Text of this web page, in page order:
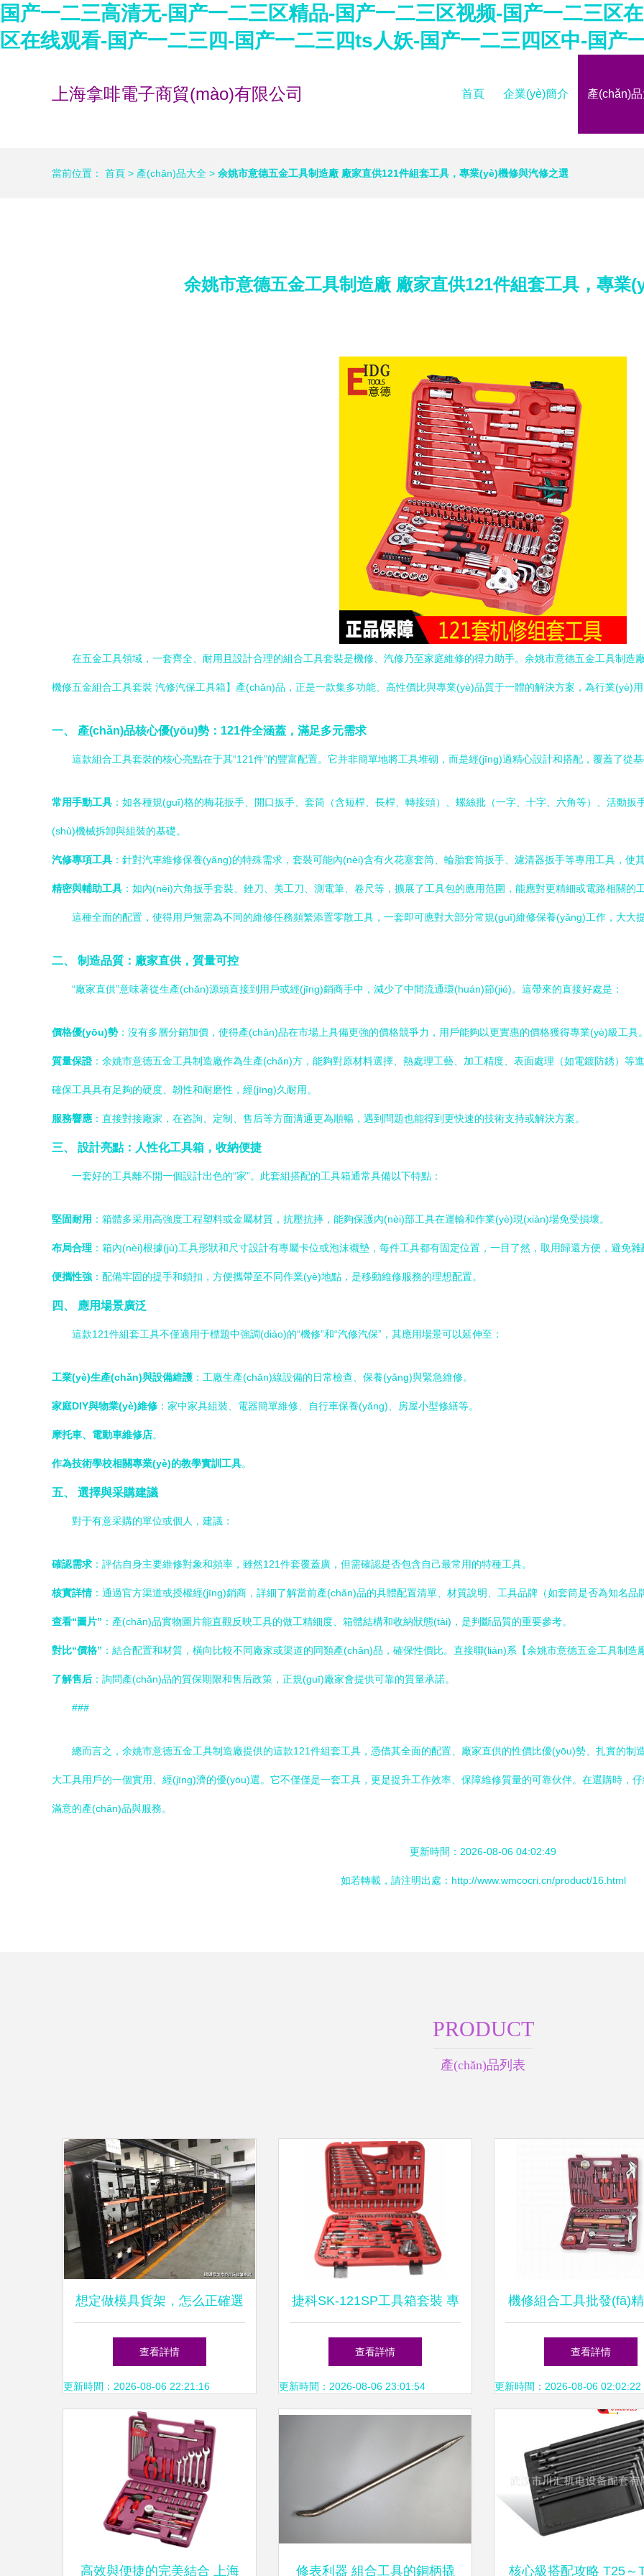
国产一二三高清无-国产一二三区精品-国产一二三区视频-国产一二三区
区在线观看-国产一二三四-国产一二三四ts人妖-国产一二三四区中-国产
上海拿啡電子商貿(mào)有限公司 首頁 企業(yè)簡介 產(chǎn)
當前位置： 首頁 > 產(chǎn)品大全 > 余姚市意德五金工具制造廠 廠家直供121件組套工具，專業(yè)機修與汽修之選
余姚市意德五金工具制造廠 廠家直供121件組套工具，專業
在五金工具領域，一套齊全、耐用且設計合理的組合工具套裝是機修、汽修乃至家庭維修的得力助手。余姚市意德五金工具制
機修五金組合工具套裝 汽修汽保工具箱】產(chǎn)品，正是一款集多功能、高性價比與專業(yè)品質于一體的解決方案，為行業(yè)用
一、 產(chǎn)品核心優(yōu)勢：121件全涵蓋，滿足多元需求
這款組合工具套裝的核心亮點在于其“121件”的豐富配置。它并非簡單地將工具堆砌，而是經(jīng)過精心設計和搭配，覆蓋了從
常用手動工具 ：如各種規(guī)格的梅花扳手、開口扳手、套筒（含短桿、長桿、轉接頭）、螺絲批（一字、十字、六角等）、活動
(shù)機械拆卸與組裝的基礎。
汽修專項工具 ：針對汽車維修保養(yǎng)的特殊需求，套裝可能內(nèi)含有火花塞套筒、輪胎套筒扳手、濾清器扳手等專用工具，使
精密與輔助工具 ：如內(nèi)六角扳手套裝、銼刀、美工刀、測電筆、卷尺等，擴展了工具包的應用范圍，能應對更精細或電路相關的工
這種全面的配置，使得用戶無需為不同的維修任務頻繁添置零散工具，一套即可應對大部分常規(guī)維修保養(yǎng)工作，大大
二、 制造品質：廠家直供，質量可控
“廠家直供”意味著從生產(chǎn)源頭直接到用戶或經(jīng)銷商手中，減少了中間流通環(huán)節(jié)。這帶來的直接好處是：
價格優(yōu)勢 ：沒有多層分銷加價，使得產(chǎn)品在市場上具備更強的價格競爭力，用戶能夠以更實惠的價格獲得專業(yè)級工具。
質量保證：余姚市意德五金工具制造廠作為生產(chǎn)方，能夠對原材料選擇、熱處理工藝、加工精度、表面處理（如電鍍防銹）等
確保工具具有足夠的硬度、韌性和耐磨性，經(jīng)久耐用。
服務響應 ：直接對接廠家，在咨詢、定制、售后等方面溝通更為順暢，遇到問題也能得到更快速的技術支持或解決方案。
三、 設計亮點：人性化工具箱，收納便捷
一套好的工具離不開一個設計出色的“家”。此套組搭配的工具箱通常具備以下特點：
堅固耐用 ：箱體多采用高強度工程塑料或金屬材質，抗壓抗摔，能夠保護內(nèi)部工具在運輸和作業(yè)現(xiàn)場免受損壞。
布局合理 ：箱內(nèi)根據(jù)工具形狀和尺寸設計有專屬卡位或泡沫襯墊，每件工具都有固定位置，一目了然，取用歸還方便，避免雜
便攜性強 ：配備牢固的提手和鎖扣，方便攜帶至不同作業(yè)地點，是移動維修服務的理想配置。
四、 應用場景廣泛
這款121件組套工具不僅適用于標題中強調(diào)的“機修”和“汽修汽保”，其應用場景可以延伸至：
工業(yè)生產(chǎn)與設備維護 ：工廠生產(chǎn)線設備的日常檢查、保養(yǎng)與緊急維修。
家庭DIY與物業(yè)維修 ：家中家具組裝、電器簡單維修、自行車保養(yǎng)、房屋小型修繕等。
摩托車、電動車維修店。
作為技術學校相關專業(yè)的教學實訓工具。
五、 選擇與采購建議
對于有意采購的單位或個人，建議：
確認需求 ：評估自身主要維修對象和頻率，雖然121件套覆蓋廣，但需確認是否包含自己最常用的特種工具。
核實詳情：通過官方渠道或授權經(jīng)銷商，詳細了解當前產(chǎn)品的具體配置清單、材質說明、工具品牌（如套筒是否為知名品
查看“圖片” ：產(chǎn)品實物圖片能直觀反映工具的做工精細度、箱體結構和收納狀態(tài)，是判斷品質的重要參考。
對比“價格” ：結合配置和材質，橫向比較不同廠家或渠道的同類產(chǎn)品，確保性價比。直接聯(lián)系【余姚市意德五金工具制造
了解售后 ：詢問產(chǎn)品的質保期限和售后政策，正規(guī)廠家會提供可靠的質量承諾。
###
總而言之，余姚市意德五金工具制造廠提供的這款121件組套工具，憑借其全面的配置、廠家直供的性價比優(yōu)勢、扎實的
大工具用戶的一個實用、經(jīng)濟的優(yōu)選。它不僅僅是一套工具，更是提升工作效率、保障維修質量的可靠伙伴。在選購時，
滿意的產(chǎn)品與服務。
更新時間：2026-08-06 04:02:49
如若轉載，請注明出處：http://www.wmcocri.cn/product/16.html
PRODUCT
產(chǎn)品列表
想定做模具貨架，怎么正確選
擇貨架生產(chǎn)廠家？倉儲
貨架廠為您支招！
查看詳情
更新時間：2026-08-06 22:21:16
捷科SK-121SP工具箱套裝 專
業(yè)汽修與機修的一站式解
決方案
查看詳情
更新時間：2026-08-06 23:01:54
機修組合工具批發(fā)
易得機修組套工具，高
手動工具盡在阿里
查看詳情
更新時間：2026-08-06 02:02:22
高效與便捷的完美結合 上海 修表利器 組合工具的銅柄撬 核心級搭配攻略 T25～